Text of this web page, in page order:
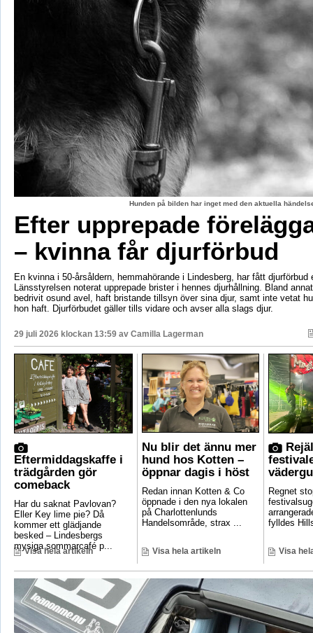
Hunden på bilden har inget med den aktuella
Efter upprepade
– kvinna får djurförbud
En kvinna i 50-årsåldern, hemmahörande i Lindesberg, har fått djurförbud
Länsstyrelsen noterat upprepade brister i hennes djurhållning. Bland
bedrivit osund avel, haft bristande tillsyn över sina djur, samt inte vetat
hon haft. Djurförbudet gäller tills vidare och avser alla slags djur.
29 juli 2026 klockan 13:59 av Camilla Lagerman
Eftermiddagskaffe i
trädgården gör
comeback
Har du saknat Pavlovan?
Eller Key lime pie? Då
kommer ett glädjande
besked – Lindesbergs
mysiga sommarcafé p...
Visa hela artikeln
Nu blir det ännu mer
hund hos Kotten –
öppnar dagis i höst
Redan innan Kotten & Co
öppnade i den nya lokalen
på Charlottenlunds
Handelsområde, strax ...
Visa hela artikeln
Regnet
fylldes
Visa